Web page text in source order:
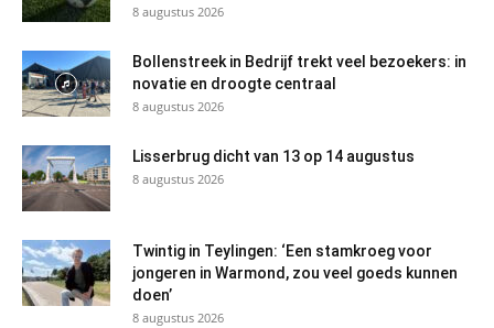
8 augustus 2026
Bollenstreek in Bedrijf trekt veel bezoekers: in
novatie en droogte centraal
8 augustus 2026
Lisserbrug dicht van 13 op 14 augustus
8 augustus 2026
Twintig in Teylingen: ‘Een stamkroeg voor
jongeren in Warmond, zou veel goeds kunnen
doen’
8 augustus 2026